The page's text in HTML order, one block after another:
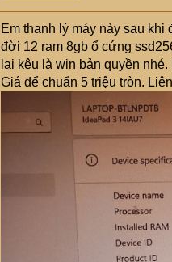
Em thanh lý máy này sau
đời 12 ram 8gb ổ cứng
lại kêu là win bản quyền
Giá để chuẩn 5 triệu tròn.